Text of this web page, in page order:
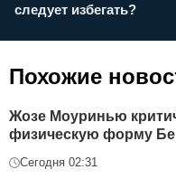
следует избегать?
Похожие
Жозе Моуринью
физическую форму
Сегодня 02:31